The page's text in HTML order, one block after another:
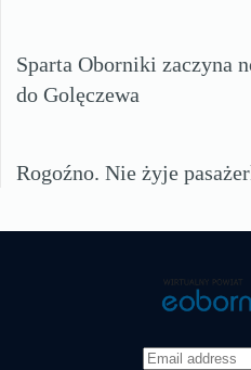
Sparta Oborniki zaczyna
do Golęczewa
Rogoźno. Nie żyje